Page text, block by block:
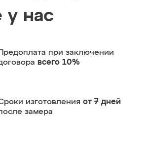
у нас
при заключении
всего 10%
изготовления от 7 дней
замера